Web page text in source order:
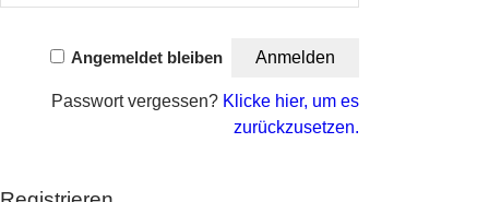
Angemeldet bleiben
Passwort vergessen? Klicke hier, um es
zurückzusetzen.